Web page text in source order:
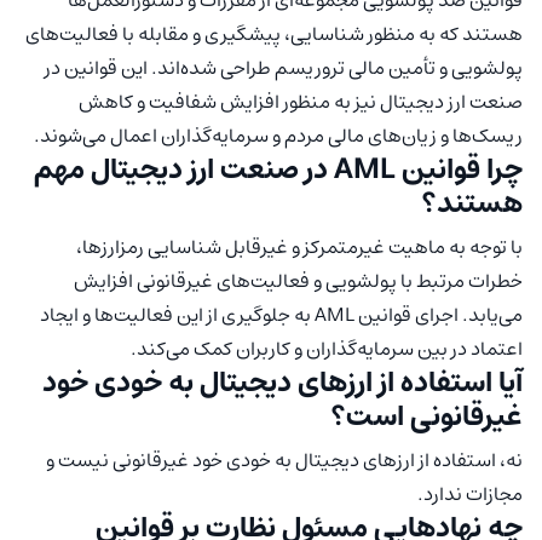
هستند که به منظور شناسایی، پیشگیری و مقابله با فعالیت‌های
پولشویی و تأمین مالی تروریسم طراحی شده‌اند. این قوانین در
صنعت ارز دیجیتال نیز به منظور افزایش شفافیت و کاهش
ریسک‌ها و زیان‌های مالی مردم و سرمایه‌گذاران اعمال می‌شوند.
چرا قوانین AML در صنعت ارز دیجیتال مهم
هستند؟
با توجه به ماهیت غیرمتمرکز و غیرقابل شناسایی رمزارزها،
خطرات مرتبط با پولشویی و فعالیت‌های غیرقانونی افزایش
می‌یابد. اجرای قوانین AML به جلوگیری از این فعالیت‌ها و ایجاد
اعتماد در بین سرمایه‌گذاران و کاربران کمک می‌کند.
آیا استفاده از ارزهای دیجیتال به خودی خود
غیرقانونی است؟
نه، استفاده از ارزهای دیجیتال به خودی خود غیرقانونی نیست و
مجازات ندارد.
چه نهادهایی مسئول نظارت بر قوانین